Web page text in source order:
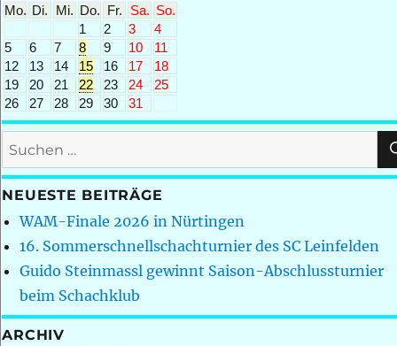
Mo. Di. Mi. Do. Fr. Sa. So.
1
2 3
4
5
6 7 8 9 10
11
12
13 14 15 16 17
18
19
20 21 22 23 24
25
26
27 28 29 30 31
Suchen
nach:
NEUESTE BEITRÄGE
WAM-Finale 2026 in Nürtingen
16. Sommerschnellschachturnier des SC Leinfelden
Guido Steinmassl gewinnt Saison-Abschlussturnier
beim Schachklub
ARCHIV